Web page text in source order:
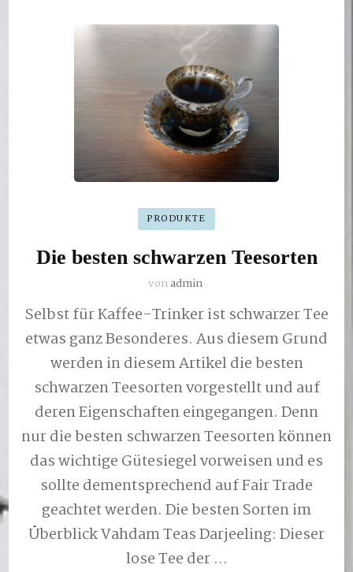
PRODUKTE
Die besten schwarzen Teesorten
vonadmin
Selbst für Kaffee-Trinker ist schwarzer Tee
etwas ganz Besonderes. Aus diesem Grund
werden in diesem Artikel die besten
schwarzen Teesorten vorgestellt und auf
deren Eigenschaften eingegangen. Denn
nur die besten schwarzen Teesorten können
das wichtige Gütesiegel vorweisen und es
sollte dementsprechend auf Fair Trade
geachtet werden. Die besten Sorten im
Überblick Vahdam Teas Darjeeling: Dieser
lose Tee der …